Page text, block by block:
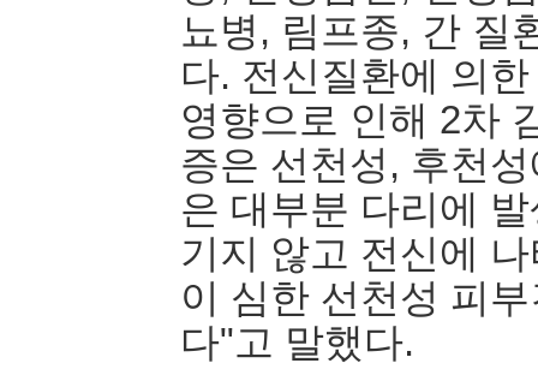
뇨병, 림프종, 간 질
다. 전신질환에 의
영향으로 인해 2차
증은 선천성, 후천
은 대부분 다리에
기지 않고 전신에
이 심한 선천성 피
다"고 말했다.